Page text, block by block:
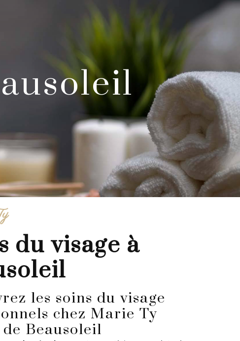
chez Marie Ty
Beausoleil